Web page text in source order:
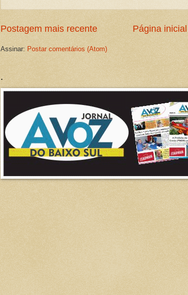
Postagem mais recente Página inicial
Assinar: Postar comentários (Atom)
.